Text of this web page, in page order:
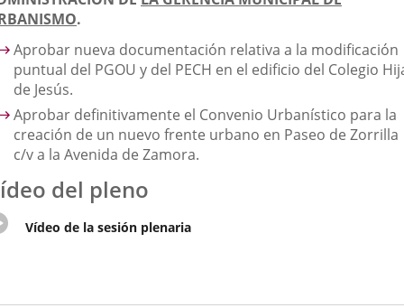
.
Aprobar nueva documentación relativa a la modificación
puntual del PGOU y del PECH en el edificio del Colegio
de Jesús.
Aprobar definitivamente el Convenio Urbanístico para la
creación de un nuevo frente urbano en Paseo de Zorrilla
c/v a la Avenida de Zamora.
del pleno
Vídeo de la sesión plenaria
a